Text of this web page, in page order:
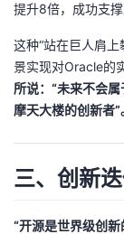
提升8倍，成功支撑
这种“站在巨人肩
景实现对Oracle的
所说：“未来不会
摩天大楼的创新者”
三、创新
“开源是世界级创新